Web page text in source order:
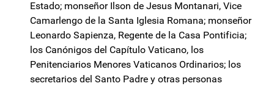
Estado; monseñor Ilson de Jesus Montanari, Vice
Camarlengo de la Santa Iglesia Romana; monseñor
Leonardo Sapienza, Regente de la Casa Pontificia;
los Canónigos del Capítulo Vaticano, los
Penitenciarios Menores Vaticanos Ordinarios; los
secretarios del Santo Padre y otras personas